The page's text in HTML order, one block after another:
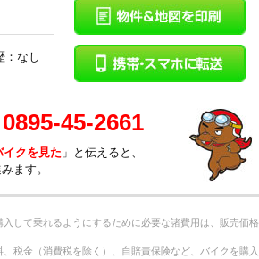
なし
0895-45-2661
イクを見た 」と伝えると、
ます。
して乗れるようにするために必要な諸費用は、販売価格
税金（消費税を除く）、自賠責保険など、バイクを購入